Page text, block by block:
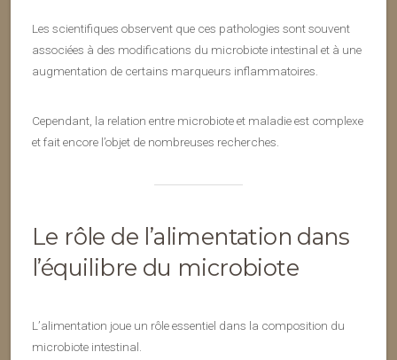
Les scientifiques observent que ces pathologies sont souvent
associées à des modifications du microbiote intestinal et à une
augmentation de certains marqueurs inflammatoires.
Cependant, la relation entre microbiote et maladie est complexe
et fait encore l’objet de nombreuses recherches.
Le rôle de l’alimentation dans
l’équilibre du microbiote
L’alimentation joue un rôle essentiel dans la composition du
microbiote intestinal.